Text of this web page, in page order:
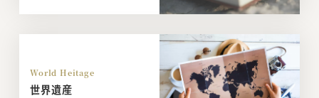
World Heitage
世界遺産